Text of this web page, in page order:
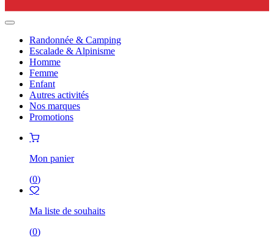
Randonnée & Camping
Escalade & Alpinisme
Homme
Femme
Enfant
Autres activités
Nos marques
Promotions
Mon panier
(0)
Ma liste de souhaits
(0)